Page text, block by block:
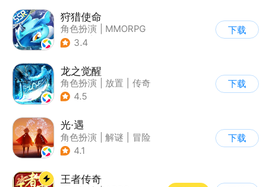
狩猎使命
角色扮演
MMORPG
| 奇幻
3.4
下载
龙之觉醒
角色扮演 放置
传奇
| 千人同屏
4.5
下载
光·遇
角色扮演 解谜
冒险
| 开放世界
4.1
下载
王者传奇